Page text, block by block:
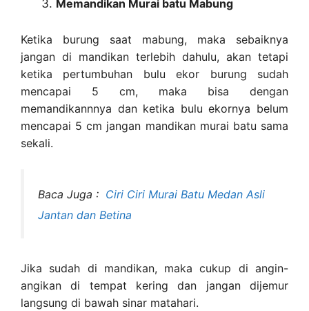
Memandikan Murai batu Mabung
Ketika burung saat mabung, maka sebaiknya
jangan di mandikan terlebih dahulu, akan tetapi
ketika pertumbuhan bulu ekor burung sudah
mencapai 5 cm, maka bisa dengan
memandikannnya dan ketika bulu ekornya belum
mencapai 5 cm jangan mandikan murai batu sama
sekali.
Baca Juga : Ciri Ciri Murai Batu Medan Asli
Jantan dan Betina
Jika sudah di mandikan, maka cukup di angin-
angikan di tempat kering dan jangan dijemur
langsung di bawah sinar matahari.